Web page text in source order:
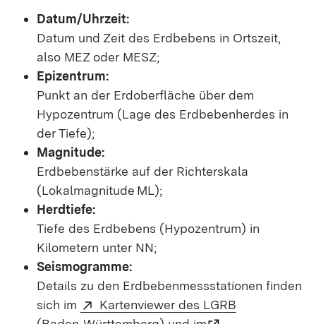
Datum/Uhrzeit:
Datum und Zeit des Erdbebens in Ortszeit,
also MEZ oder MESZ;
Epizentrum:
Punkt an der Erdoberfläche über dem
Hypozentrum (Lage des Erdbebenherdes in
der Tiefe);
Magnitude:
Erdbebenstärke auf der Richterskala
(Lokalmagnitude ML);
Herdtiefe:
Tiefe des Erdbebens (Hypozentrum) in
Kilometern unter NN;
Seismogramme:
Details zu den Erdbebenmessstationen finden
sich im
Kartenviewer des LGRB